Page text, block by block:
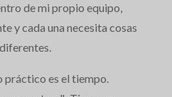
de mi propio equipo,
y cada una necesita cosas
práctico es el tiempo.